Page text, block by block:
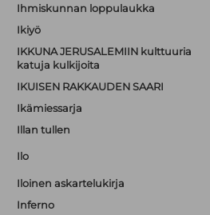
Ihmiskunnan loppulaukka
Ikiyö
IKKUNA JERUSALEMIIN kulttuuria
katuja kulkijoita
IKUISEN RAKKAUDEN SAARI
Ikämiessarja
Illan tullen
Ilo
Iloinen askartelukirja
Inferno